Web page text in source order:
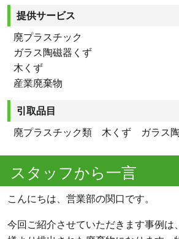
提供サービス
廃プラスチック
ガラス陶磁器くず
木くず
産業廃棄物
引取品目
廃プラスチック類 木くず ガラス
スタッフから一言
こんにちは、営業部の関口です。
今回ご紹介させていただきます事例は